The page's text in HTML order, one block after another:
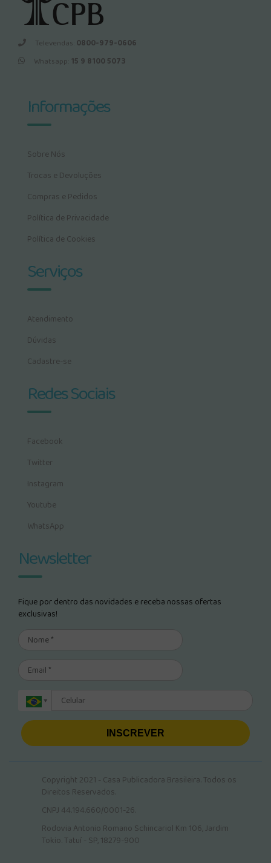
Televendas: 0800-979-0606
Whatsapp: 15 9 8100 5073
Informações
Sobre Nós
Trocas e Devoluções
Compras e Pedidos
Política de Privacidade
Política de Cookies
Serviços
Atendimento
Dúvidas
Cadastre-se
Redes Sociais
Facebook
Twitter
Instagram
Youtube
WhatsApp
Newsletter
Fique por dentro das novidades e receba nossas ofertas
exclusivas!
INSCREVER
Copyright 2021 - Casa Publicadora Brasileira. Todos os
Direitos Reservados.
CNPJ 44.194.660/0001-26.
Rodovia Antonio Romano Schincariol Km 106, Jardim
Tokio. Tatuí - SP, 18279-900